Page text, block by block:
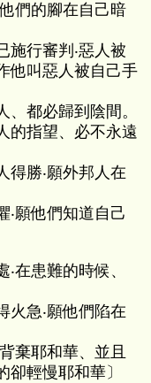
們的腳在自己暗
施行審判‧惡人被
他叫惡人被自己手
都必歸到陰間。
的指望、必不永遠
得勝‧願外邦人在
‧願他們知道自己
在患難的時候、
火急‧願他們陷在
棄耶和華、並且
輕慢耶和華〕